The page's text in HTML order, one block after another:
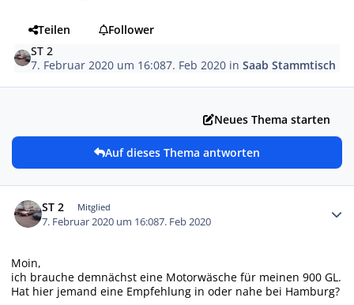
Teilen
Follower
ST 2
7. Februar 2020 um 16:087. Feb 2020 inSaab Stammtisch
Neues Thema starten
Auf dieses Thema antworten
ST 2 Mitglied
7. Februar 2020 um 16:087. Feb 2020
Moin,
ich brauche demnächst eine Motorwäsche für meinen 900 GL.
Hat hier jemand eine Empfehlung in oder nahe bei Hamburg?